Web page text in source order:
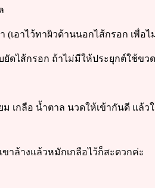
(เอาไว้ทาผิวด้านนอกไส้กรอก เพื่อ
ยัดไส้กรอก ถ้าไม่มีให้ประยุกต์ใช้ข
เกลือ น้ำตาล นวดให้เข้ากันดี แล้ว
ขาล้างแล้วหมักเกลือไว้ก็สะดวกค่ะ